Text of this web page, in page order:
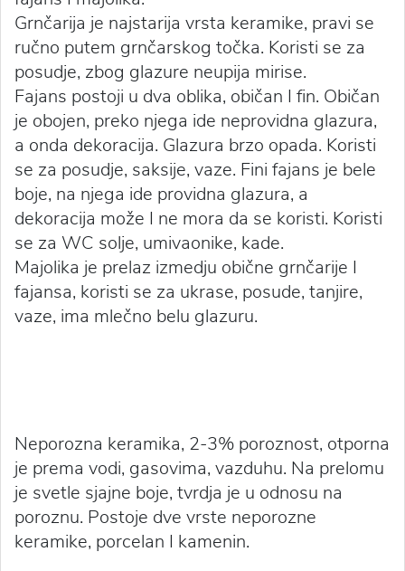
Grnčarija je najstarija vrsta keramike, pravi se
ručno putem grnčarskog točka. Koristi se za
posudje, zbog glazure neupija mirise.
Fajans postoji u dva oblika, običan I fin. Običan
je obojen, preko njega ide neprovidna glazura,
a onda dekoracija. Glazura brzo opada. Koristi
se za posudje, saksije, vaze. Fini fajans je bele
boje, na njega ide providna glazura, a
dekoracija može I ne mora da se koristi. Koristi
se za WC solje, umivaonike, kade.
Majolika je prelaz izmedju obične grnčarije I
fajansa, koristi se za ukrase, posude, tanjire,
vaze, ima mlečno belu glazuru.
Neporozna keramika, 2-3% poroznost, otporna
je prema vodi, gasovima, vazduhu. Na prelomu
je svetle sjajne boje, tvrdja je u odnosu na
poroznu. Postoje dve vrste neporozne
keramike, porcelan I kamenin.